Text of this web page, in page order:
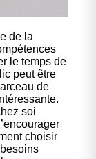
de la
le temps de
peut être
de
soi
choisir